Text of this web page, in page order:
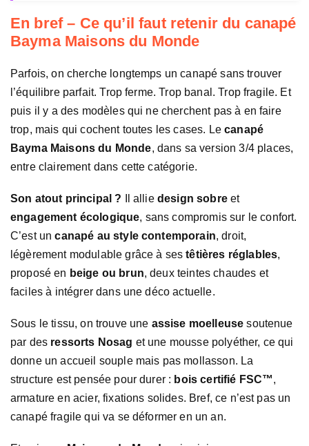
e
En bref – Ce qu’il faut retenir du canapé
Bayma Maisons du Monde
Parfois, on cherche longtemps un canapé sans trouver
l’équilibre parfait. Trop ferme. Trop banal. Trop fragile. Et
puis il y a des modèles qui ne cherchent pas à en faire
trop, mais qui cochent toutes les cases. Lecanapé
Bayma Maisons du Monde, dans sa version 3/4 places,
entre clairement dans cette catégorie.
Son atout principal ? Il allie design sobreet
engagement écologique, sans compromis sur le confort.
C’est uncanapé au style contemporain, droit,
légèrement modulable grâce à sestêtières réglables,
proposé en beige ou brun, deux teintes chaudes et
faciles à intégrer dans une déco actuelle.
Sous le tissu, on trouve une assise moelleuse soutenue
par des ressorts Nosag et une mousse polyéther, ce qui
donne un accueil souple mais pas mollasson. La
structure est pensée pour durer : bois certifié FSC™,
armature en acier, fixations solides. Bref, ce n’est pas un
canapé fragile qui va se déformer en un an.